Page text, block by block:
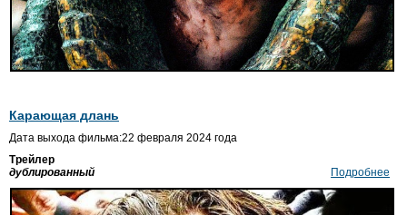
Карающая длань
Дата выхода фильма:22 февраля 2024 года
Трейлер
дублированный
Подробнее